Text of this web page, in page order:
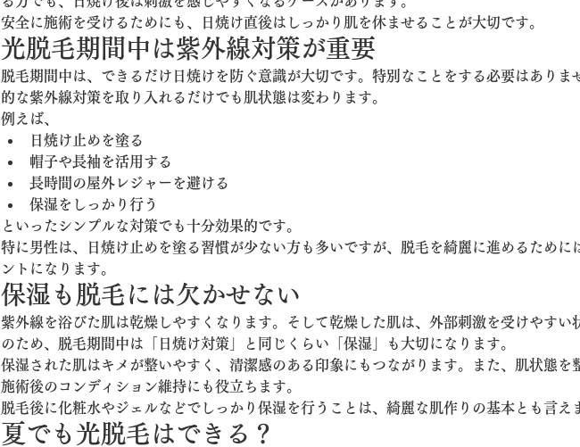
安全に施術を受けるためにも、日焼け直後はしっかり肌を休ませることが大切です。
光脱毛期間中は紫外線対策が重要
脱毛期間中は、できるだけ日焼けを防ぐ意識が大切です。特別なことをする必要はありま
的な紫外線対策を取り入れるだけでも肌状態は変わります。
例えば、
日焼け止めを塗る
帽子や長袖を活用する
長時間の屋外レジャーを避ける
保湿をしっかり行う
といったシンプルな対策でも十分効果的です。
特に男性は、日焼け止めを塗る習慣が少ない方も多いですが、脱毛を綺麗に進めるために
ントになります。
保湿も脱毛には欠かせない
紫外線を浴びた肌は乾燥しやすくなります。そして乾燥した肌は、外部刺激を受けやすい
のため、脱毛期間中は「日焼け対策」と同じくらい「保湿」も大切になります。
保湿された肌はキメが整いやすく、清潔感のある印象にもつながります。また、肌状態を
施術後のコンディション維持にも役立ちます。
脱毛後に化粧水やジェルなどでしっかり保湿を行うことは、綺麗な肌作りの基本とも言え
夏でも光脱毛はできる？